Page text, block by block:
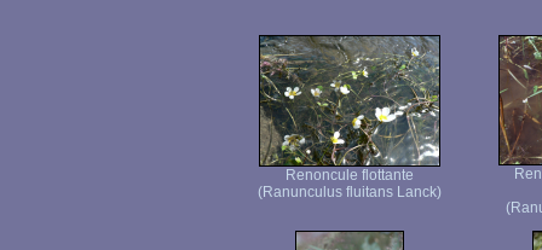
Renoncule flottante
(Ranunculus fluitans Lanck)